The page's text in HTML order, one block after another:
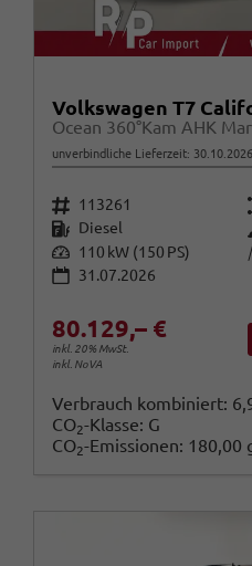
Volkswagen T7
Ocean 360°Kam AHK
unverbindliche Lieferzeit: 30.10.2026
Fahrzeugnr. 113261
Kraftstoff Diesel
Leistung 110 kW (150 PS)
31.07.2026
80.129,– €
inkl. 20% MwSt.
inkl. NoVA
Verbrauch kombiniert:
CO2-Klasse: G
CO2-Emissionen: 180,00